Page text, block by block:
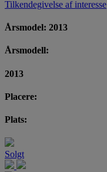
Tilkendegivelse af interesse
Årsmodel: 2013
Årsmodell:
2013
Placere:
Plats:
Solgt